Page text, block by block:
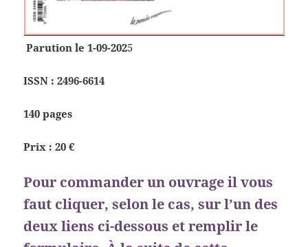
Parution le 1-09-2025
ISSN : 2496-6614
140 pages
Prix : 20 €
Pour commander un ouvrage il vous
faut cliquer, selon le cas, sur l’un des
deux liens ci-dessous et remplir le